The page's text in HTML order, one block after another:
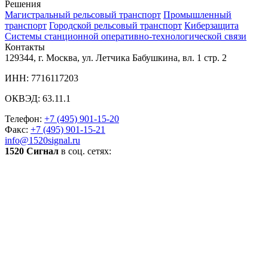
Решения
Магистральный рельсовый транспорт Промышленный
транспорт Городской рельсовый транспорт Киберзащита
Системы станционной оперативно-технологической связи
Контакты
129344, г. Москва, ул. Летчика Бабушкина, вл. 1 стр. 2
ИНН: 7716117203
ОКВЭД: 63.11.1
Телефон: +7 (495) 901-15-20
Факс: +7 (495) 901-15-21
info@1520signal.ru
1520 Сигнал в соц. сетях: